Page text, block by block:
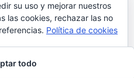
su uso y mejorar nuestros
las cookies, rechazar las no
Política de cookies
todo